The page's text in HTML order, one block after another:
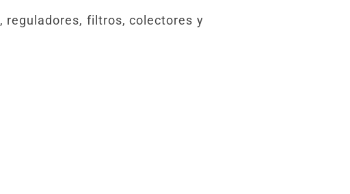
reguladores, filtros, colectores y